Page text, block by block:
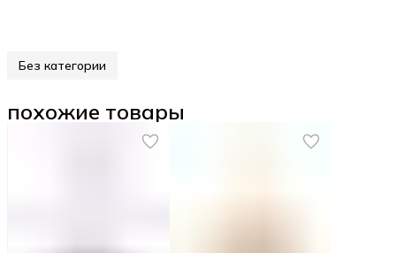
Без категории
похожие товары